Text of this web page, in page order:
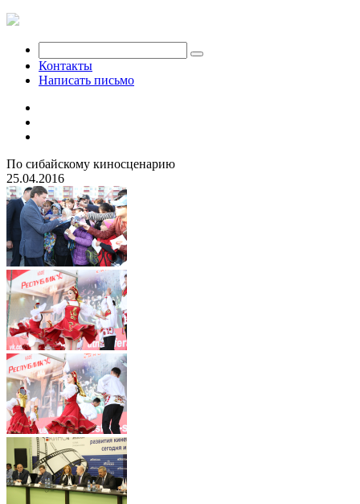
Контакты
Написать письмо
По сибайскому киносценарию
25.04.2016